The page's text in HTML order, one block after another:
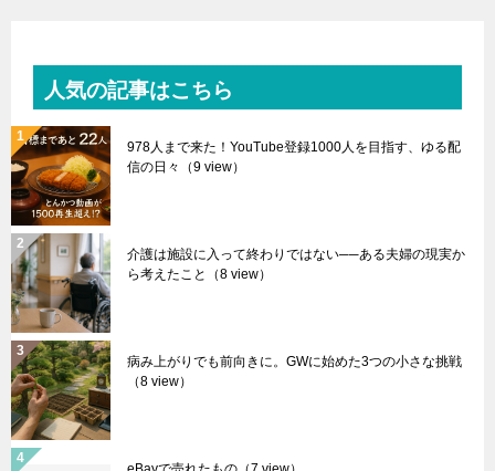
人気の記事はこちら
978人まで来た！YouTube登録1000人を目指す、ゆる配
信の日々
（9 view）
介護は施設に入って終わりではない──ある夫婦の現実か
ら考えたこと
（8 view）
病み上がりでも前向きに。GWに始めた3つの小さな挑戦
（8 view）